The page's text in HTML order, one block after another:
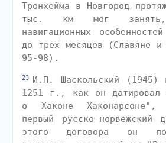
Тронхейма в Новгород
тыс. км мог
навигационных
до трех месяцев (Славяне
95-98).
23 И.П. Шаскольский (1945)
1251 г., как он датировал
о Хаконе Хаконарсоне",
первый русско-норвежский
этого договора он